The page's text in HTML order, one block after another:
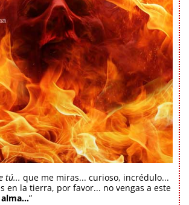
tú... que me miras... curioso, incrédulo...
en la tierra, por favor... no vengas a este
”